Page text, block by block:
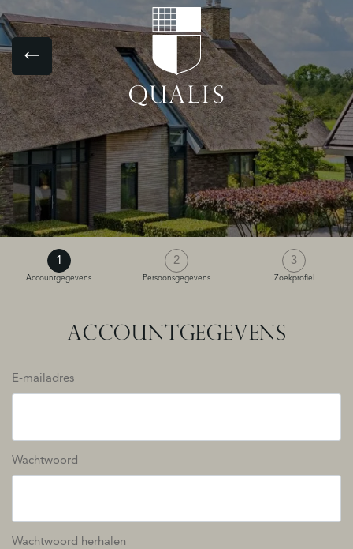
1
Accountgegevens
2
Persoonsgegevens
3
Zoekprofiel
ACCOUNTGEGEVENS
E-mailadres
Wachtwoord
Wachtwoord herhalen